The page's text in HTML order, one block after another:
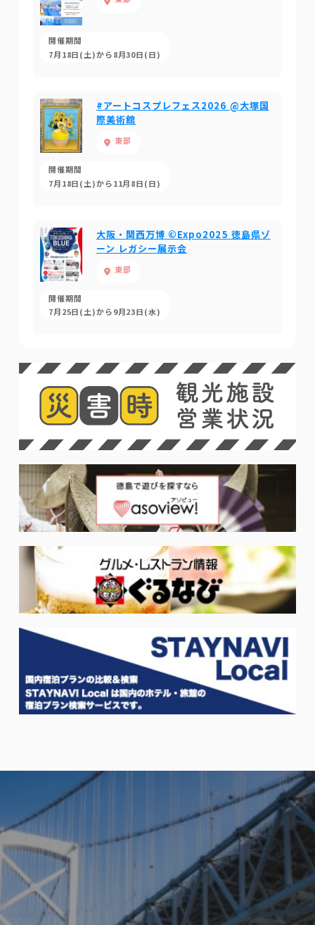
開催期間
7月18日(土)から8月30日(日)
#アートコスプレフェス2026 @大塚国
際美術館
東部
開催期間
7月18日(土)から11月8日(日)
大阪・関西万博 ©Expo2025 徳島県ゾ
ーン レガシー展示会
東部
開催期間
7月25日(土)から9月23日(水)